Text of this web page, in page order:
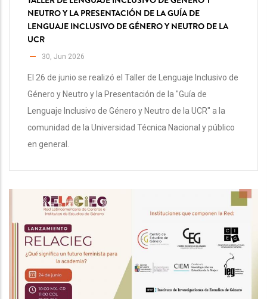
NEUTRO Y LA PRESENTACIÓN DE LA GUÍA DE
LENGUAJE INCLUSIVO DE GÉNERO Y NEUTRO DE LA
UCR
30, Jun 2026
El 26 de junio se realizó el Taller de Lenguaje Inclusivo de
Género y Neutro y la Presentación de la "Guía de
Lenguaje Inclusivo de Género y Neutro de la UCR" a la
comunidad de la Universidad Técnica Nacional y público
en general.